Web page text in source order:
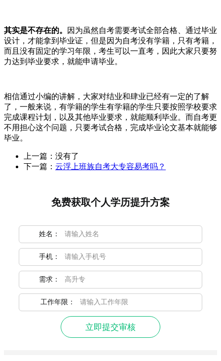
其实是不存在的。
因为虽然自考需要考试全部合格、通过毕业
设计，才能拿到毕业证，但是因为自考没有学籍，只有考籍，
而且没有固定的学习年限，考生可以一直考，因此大家只要努
力达到毕业要求，就能申请毕业。
相信通过小编的讲解，大家对结业和肆业已经有一定的了解
了，一般来说，有学籍的学生有学籍的学生只要按照学校要求
完成课程计划，以及其他毕业要求，就能顺利毕业。而自考更
不用担心这个问题，只要考试合格，完成毕业论文基本就能够
毕业。
上一篇：没有了
下一篇： 云浮上班族自考大专容易考吗？
免费获取个人学历提升方案
姓名：
手机：
需求：
工作年限：
立即提交审核